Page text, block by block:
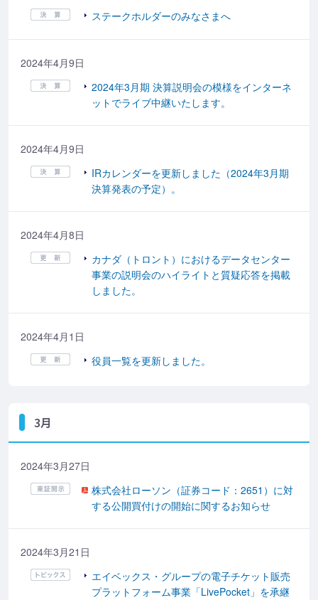
ステークホルダーのみなさまへ
2024年4月9日
2024年3月期 決算説明会の模様をインターネ
ットでライブ中継いたします。
2024年4月9日
IRカレンダーを更新しました（2024年3月期
決算発表の予定）。
2024年4月8日
カナダ（トロント）におけるデータセンター
事業の説明会のハイライトと質疑応答を掲載
しました。
2024年4月1日
役員一覧を更新しました。
3月
2024年3月27日
株式会社ローソン（証券コード：2651）に対
する公開買付けの開始に関するお知らせ
2024年3月21日
エイベックス・グループの電子チケット販売
プラットフォーム事業「LivePocket」を承継